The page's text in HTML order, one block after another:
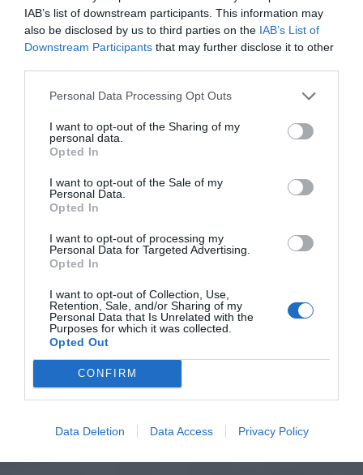
IAB’s list of downstream participants. This information may
also be disclosed by us to third parties on the IAB’s List of
Downstream Participants that may further disclose it to other
Personal Data Processing Opt Outs
I want to opt-out of the Sharing of my
personal data.
Opted In
I want to opt-out of the Sale of my
Personal Data.
Opted In
I want to opt-out of processing my
Personal Data for Targeted Advertising.
Opted In
I want to opt-out of Collection, Use,
Retention, Sale, and/or Sharing of my
Personal Data that Is Unrelated with the
Purposes for which it was collected.
Opted Out
CONFIRM
Data Deletion Data Access Privacy Policy